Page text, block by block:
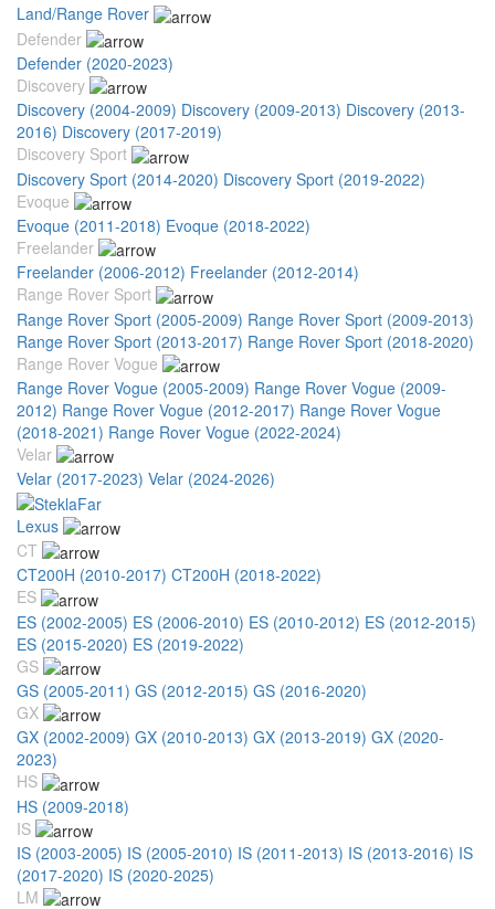
Land/Range Rover
Defender
Defender (2020-2023)
Discovery
Discovery (2004-2009) Discovery (2009-2013) Discovery (2013-
2016) Discovery (2017-2019)
Discovery Sport
Discovery Sport (2014-2020) Discovery Sport (2019-2022)
Evoque
Evoque (2011-2018) Evoque (2018-2022)
Freelander
Freelander (2006-2012) Freelander (2012-2014)
Range Rover Sport
Range Rover Sport (2005-2009) Range Rover Sport (2009-2013)
Range Rover Sport (2013-2017) Range Rover Sport (2018-2020)
Range Rover Vogue
Range Rover Vogue (2005-2009) Range Rover Vogue (2009-
2012) Range Rover Vogue (2012-2017) Range Rover Vogue
(2018-2021) Range Rover Vogue (2022-2024)
Velar
Velar (2017-2023) Velar (2024-2026)
Lexus
CT
CT200H (2010-2017) CT200H (2018-2022)
ES
ES (2002-2005) ES (2006-2010) ES (2010-2012) ES (2012-2015)
ES (2015-2020) ES (2019-2022)
GS
GS (2005-2011) GS (2012-2015) GS (2016-2020)
GX
GX (2002-2009) GX (2010-2013) GX (2013-2019) GX (2020-
2023)
HS
HS (2009-2018)
IS
IS (2003-2005) IS (2005-2010) IS (2011-2013) IS (2013-2016) IS
(2017-2020) IS (2020-2025)
LM